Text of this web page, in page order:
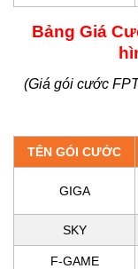
Bảng Giá
(Giá gói cước
TÊN GÓI CƯỚC
GIGA
SKY
F-GAME